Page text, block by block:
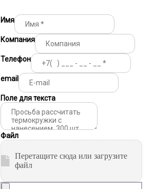
Имя
Компания
Телефон
email
Поле для текста
Файл
Перетащите сюда или загрузите
файл